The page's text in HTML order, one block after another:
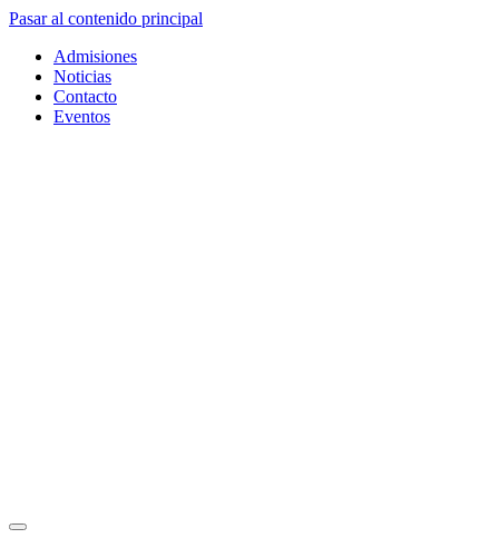
Pasar al contenido principal
Admisiones
Noticias
Contacto
Eventos